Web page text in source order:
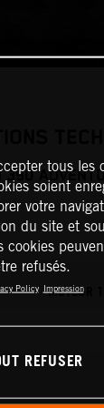
MOTEUR
tous les
soient
votre
du site et
cookies
refusés.
Policy Impression
REFUSER